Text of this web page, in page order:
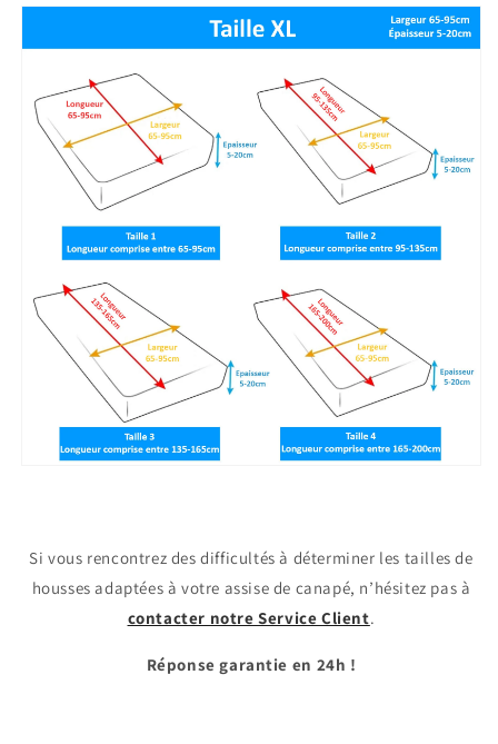
Si vous rencontrez des difficultés à déterminer les tailles de
housses adaptées à votre assise de canapé, n’hésitez pas à
contacter notre Service Client.
Réponse garantie en 24h !